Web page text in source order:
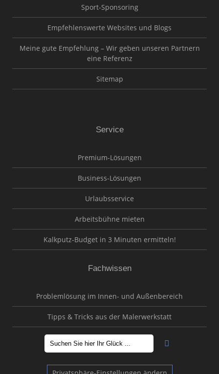
Sport-Sponsoring
Empfehlenswerte Websites und Blogs
Meine gute Empfehlung – Wir geben unseren Partnern
eine Referenz
Sitemap
Service
Premium-Lösungen
Business-Lösungen
Urlaubsservice
Arbeitsbühne mieten
Kalkputz-Budget in 3 Minuten ermitteln!
Fachwissen
Problemlösung im Innen- und Außenbereich
Tipps & Tricks aus der Malerwerkstatt